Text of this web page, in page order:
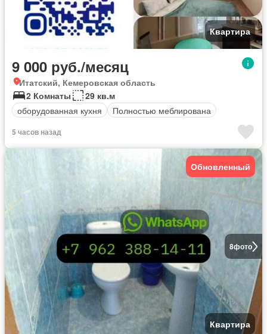
Квартира
9 000 руб./месяц
Итатский, Кемеровская область
2 Комнаты
29 кв.м
оборудованная кухня
Полностью меблирована
5 часов назад
8фото
Обновленный
Квартира